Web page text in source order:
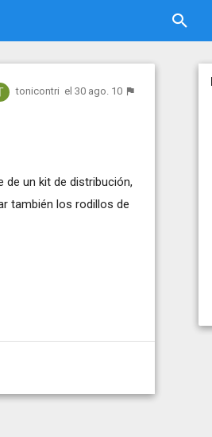
tonicontri el 30 ago. 10
de un kit de distribución,
también los rodillos de